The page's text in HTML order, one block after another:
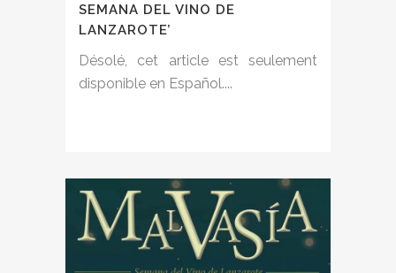
SEMANA DEL VINO DE
LANZAROTE’
Désolé, cet article est seulement
disponible en Español....